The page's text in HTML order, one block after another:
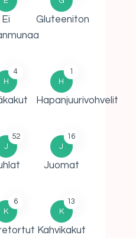
Ei
Gluteeniton
H
4
H
1
Hapanjuurivohvelit
J
52
J
16
Juomat
K
6
K
13
Kahvikakut